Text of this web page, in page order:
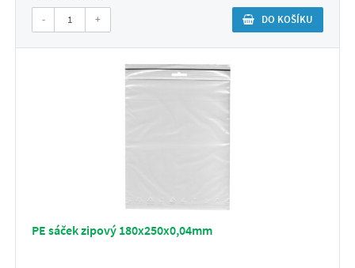
- + DO KOŠÍKU
PE sáček zipový 180x250x0,04mm